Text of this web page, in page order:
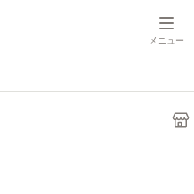
メニュー